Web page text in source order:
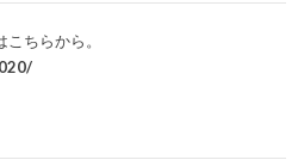
ちらから。